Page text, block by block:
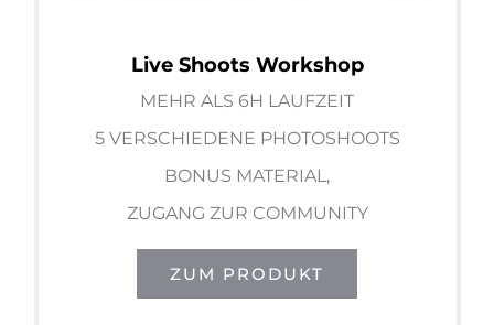
Live Shoots Workshop
MEHR ALS 6H LAUFZEIT
5 VERSCHIEDENE PHOTOSHOOTS
BONUS MATERIAL,
ZUGANG ZUR COMMUNITY
ZUM PRODUKT